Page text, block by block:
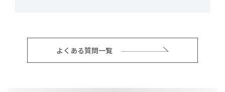
よくある質問一覧